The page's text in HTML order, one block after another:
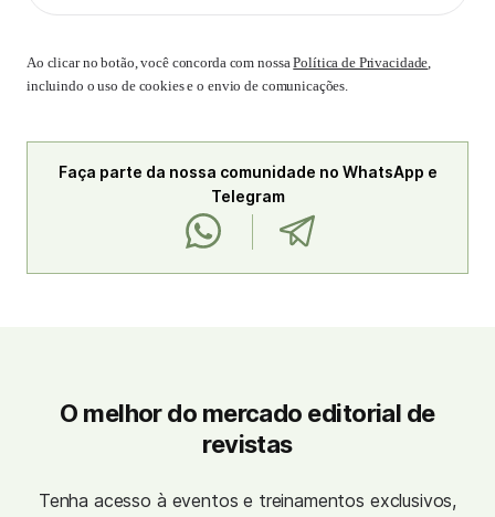
Ao clicar no botão, você concorda com nossaPolítica de Privacidade,
incluindo o uso de cookies e o envio de comunicações.
Faça parte da nossa comunidade no WhatsApp e
Telegram
O melhor do mercado editorial de
revistas
Tenha acesso à eventos e treinamentos exclusivos,